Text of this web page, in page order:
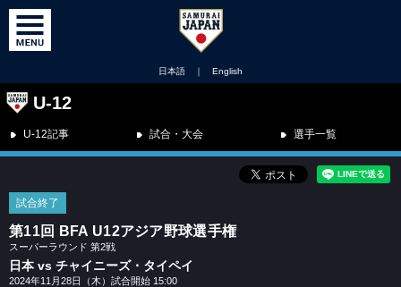
日本語 ｜ English
U-12
U-12記事 試合・大会 選手一覧
試合終了
第11回 BFA U12アジア野球選手権
スーパーラウンド 第2戦
日本 vs チャイニーズ・タイペイ
2024年11月28日（木）試合開始 15:00